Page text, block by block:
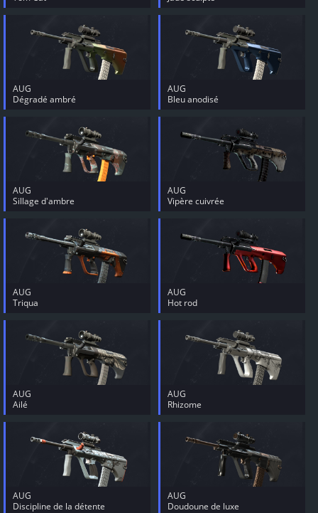
AUG
Dégradé ambré
AUG
Bleu anodisé
AUG
Sillage d'ambre
AUG
Vipère cuivrée
AUG
Triqua
AUG
Hot rod
AUG
Ailé
AUG
Rhizome
AUG
Discipline de la détente
AUG
Doudoune de luxe